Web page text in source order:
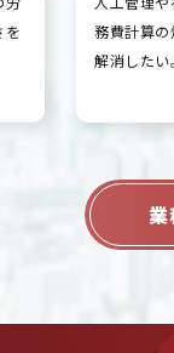
を
務費計算の
解消したい